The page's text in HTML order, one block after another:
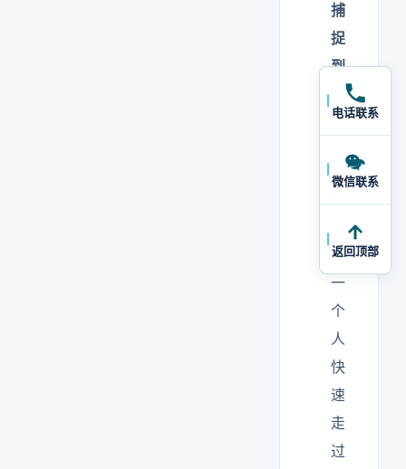
捕
捉
到
次
、
一
个
人
快
速
走
过
电话联系
微信联系
返回顶部